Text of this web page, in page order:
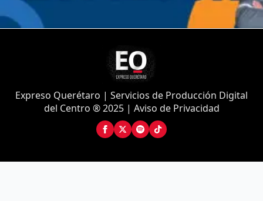
Expreso Querétaro | Servicios de Producción Digital
del Centro ® 2025 | Aviso de Privacidad